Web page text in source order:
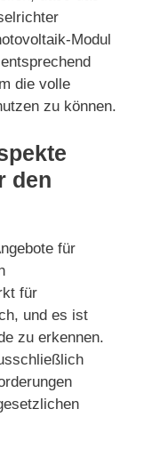
Modul
die volle
zu können.
den
für
für
und es ist
zu erkennen.